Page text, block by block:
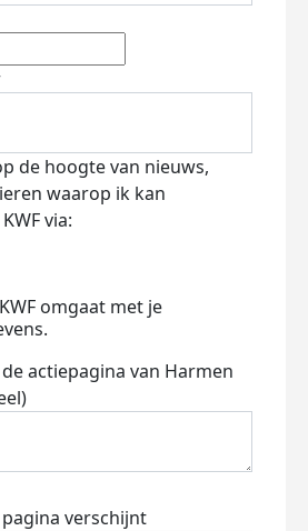
de hoogte van nieuws,
waarop ik kan
via:
omgaat met je
actiepagina van Harmen
verschijnt